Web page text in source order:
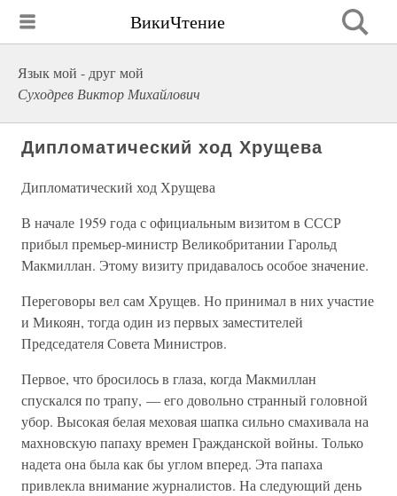
ВикиЧтение
Язык мой - друг мой
Суходрев Виктор Михайлович
Дипломатический ход Хрущева
Дипломатический ход Хрущева
В начале 1959 года с официальным визитом в СССР
прибыл премьер-министр Великобритании Гарольд
Макмиллан. Этому визиту придавалось особое значение.
Переговоры вел сам Хрущев. Но принимал в них участие
и Микоян, тогда один из первых заместителей
Председателя Совета Министров.
Первое, что бросилось в глаза, когда Макмиллан
спускался по трапу, — его довольно странный головной
убор. Высокая белая меховая шапка сильно смахивала на
махновскую папаху времен Гражданской войны. Только
надета она была как бы углом вперед. Эта папаха
привлекла внимание журналистов. На следующий день